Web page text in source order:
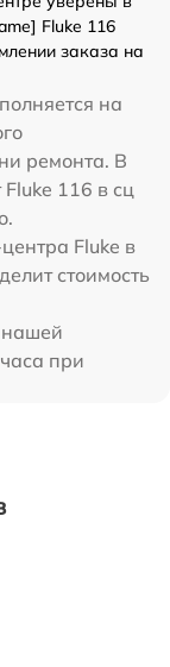
Fluke 116
заказа на
на
ремонта. В
116 в сц
Fluke в
стоимость
нашей
при